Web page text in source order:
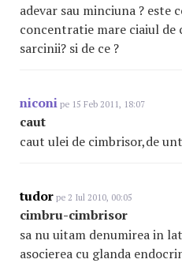
adevar sau minciuna ?
concentratie mare ciaiul
sarcinii? si de ce ?
niconi pe 15 Feb 2011, 18:07
caut
caut ulei de cimbrisor,de
tudor pe 2 Iul 2010, 00:05
cimbru-cimbrisor
sa nu uitam denumirea in
asocierea cu glanda